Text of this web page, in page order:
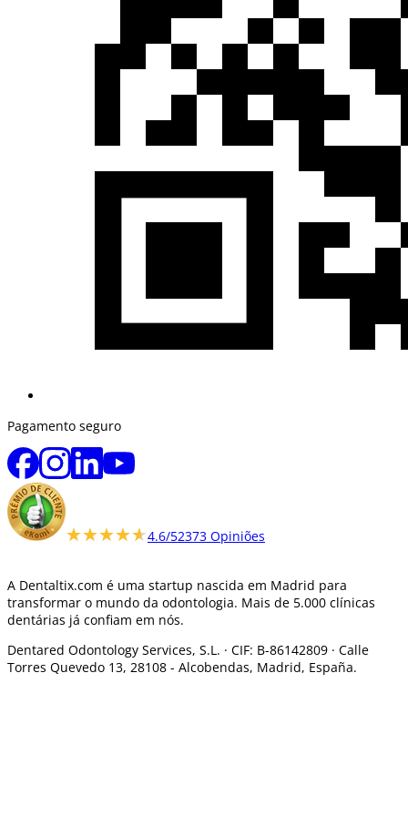
Pagamento seguro
★★★★★
★★★★★4.6/52373 Opiniões
A Dentaltix.com é uma startup nascida em Madrid para
transformar o mundo da odontologia. Mais de 5.000 clínicas
dentárias já confiam em nós.
Dentared Odontology Services, S.L. · CIF: B-86142809 · Calle
Torres Quevedo 13, 28108 - Alcobendas, Madrid, España.